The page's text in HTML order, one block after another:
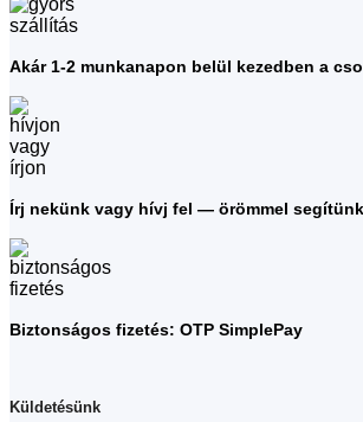
Akár 1-2 munkanapon belül kezedben a
Írj nekünk vagy hívj fel — örömmel
Biztonságos fizetés: OTP SimplePay
Küldetésünk